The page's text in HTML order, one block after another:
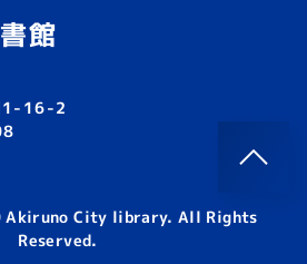
館
1-16-2
Akiruno City library. All Rights
Reserved.